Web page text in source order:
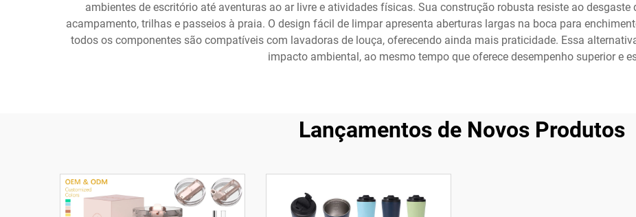
ambientes de escritório até aventuras ao ar livre e atividades físicas. Sua construção robusta resiste ao
acampamento, trilhas e passeios à praia. O design fácil de limpar apresenta aberturas largas na boca para
todos os componentes são compatíveis com lavadoras de louça, oferecendo ainda mais praticidade. Essa
impacto ambiental, ao mesmo tempo que oferece desempenho superior e
Lançamentos de Novos Produtos